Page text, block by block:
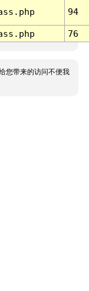
94
76
您带来的访问不便我